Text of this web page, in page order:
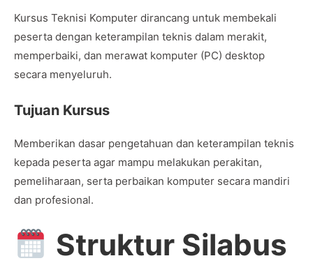
Kursus Teknisi Komputer dirancang untuk membekali
peserta dengan keterampilan teknis dalam merakit,
memperbaiki, dan merawat komputer (PC) desktop
secara menyeluruh.
Tujuan Kursus
Memberikan dasar pengetahuan dan keterampilan teknis
kepada peserta agar mampu melakukan perakitan,
pemeliharaan, serta perbaikan komputer secara mandiri
dan profesional.
Struktur Silabus